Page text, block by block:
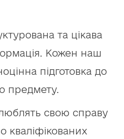
та цікава
Кожен наш
підготовка до
предмету.
люблять свою справу
кваліфікованих